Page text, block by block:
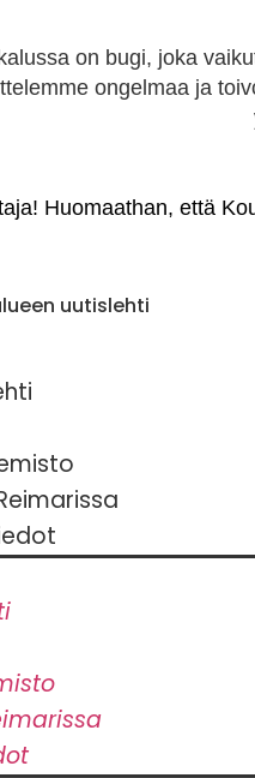
on bugi, joka
ongelmaa ja
Huomaathan, että
uutislehti